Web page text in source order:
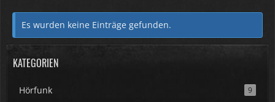
Es wurden keine Einträge gefunden.
KATEGORIEN
Hörfunk 9